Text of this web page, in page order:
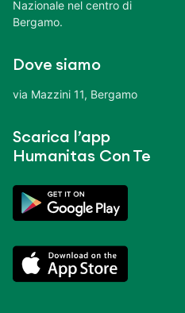
Nazionale nel centro di
Bergamo.
Dove siamo
via Mazzini 11, Bergamo
Scarica l’app
Humanitas Con Te